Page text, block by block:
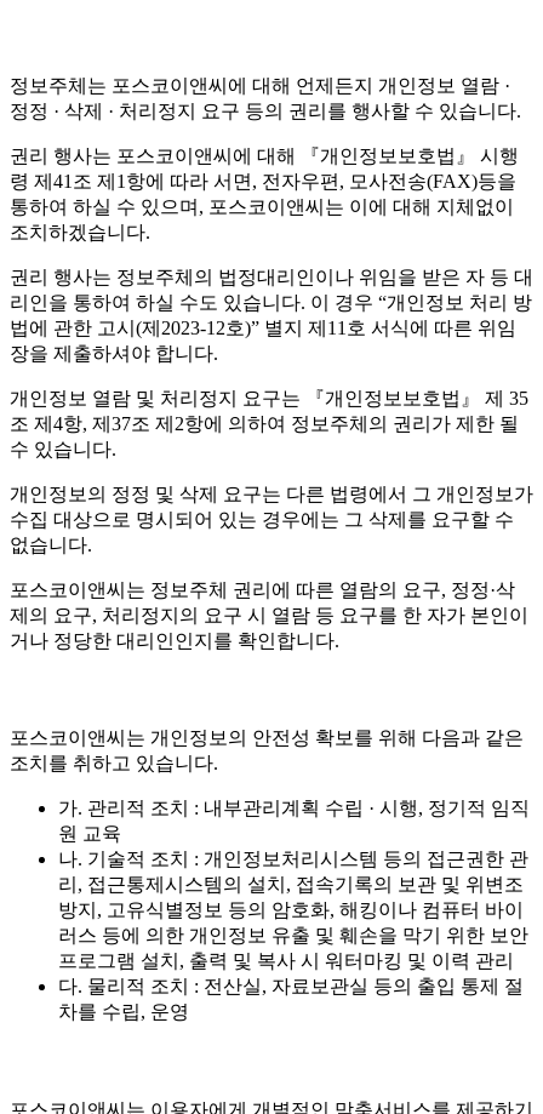
정보주체는 포스코이앤씨에 대해 언제든지 개인정보 열람 ·
정정 · 삭제 · 처리정지 요구 등의 권리를 행사할 수 있습니다.
권리 행사는 포스코이앤씨에 대해 『개인정보보호법』 시행
령 제41조 제1항에 따라 서면, 전자우편, 모사전송(FAX)등을
통하여 하실 수 있으며, 포스코이앤씨는 이에 대해 지체없이
조치하겠습니다.
권리 행사는 정보주체의 법정대리인이나 위임을 받은 자 등 대
리인을 통하여 하실 수도 있습니다. 이 경우 “개인정보 처리 방
법에 관한 고시(제2023-12호)” 별지 제11호 서식에 따른 위임
장을 제출하셔야 합니다.
개인정보 열람 및 처리정지 요구는 『개인정보보호법』 제 35
조 제4항, 제37조 제2항에 의하여 정보주체의 권리가 제한 될
수 있습니다.
개인정보의 정정 및 삭제 요구는 다른 법령에서 그 개인정보가
수집 대상으로 명시되어 있는 경우에는 그 삭제를 요구할 수
없습니다.
포스코이앤씨는 정보주체 권리에 따른 열람의 요구, 정정·삭
제의 요구, 처리정지의 요구 시 열람 등 요구를 한 자가 본인이
거나 정당한 대리인인지를 확인합니다.
포스코이앤씨는 개인정보의 안전성 확보를 위해 다음과 같은
조치를 취하고 있습니다.
가. 관리적 조치 : 내부관리계획 수립 · 시행, 정기적 임직
원 교육
나. 기술적 조치 : 개인정보처리시스템 등의 접근권한 관
리, 접근통제시스템의 설치, 접속기록의 보관 및 위변조
방지, 고유식별정보 등의 암호화, 해킹이나 컴퓨터 바이
러스 등에 의한 개인정보 유출 및 훼손을 막기 위한 보안
프로그램 설치, 출력 및 복사 시 워터마킹 및 이력 관리
다. 물리적 조치 : 전산실, 자료보관실 등의 출입 통제 절
차를 수립, 운영
포스코이앤씨는 이용자에게 개별적인 맞춤서비스를 제공하기